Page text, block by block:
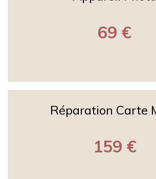
69 €
Réparation Carte
159 €